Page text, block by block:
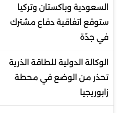
السعودية وباكستان وتركيا
ستوقع اتفاقية دفاع مشترك
في جدّة
الوكالة الدولية للطاقة الذرية
تحذر من الوضع في محطة
زابوريجيا